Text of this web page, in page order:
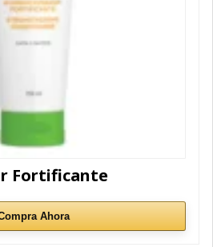
Fortificante
Ahora